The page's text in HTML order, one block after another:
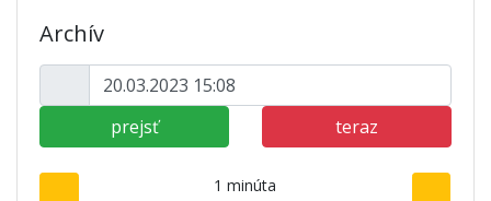
Archív
prejsť teraz
1 minúta